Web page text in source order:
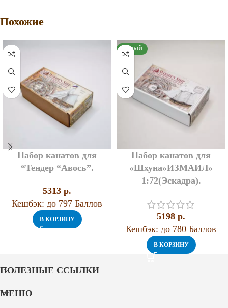
Похожие
Набор канатов для
“Тендер “Авось”.
5313 p.
Кешбэк: до 797 Баллов
В КОРЗИНУ
НОВЫЙ
Набор канатов для
«Шхуна»ИЗМАИЛ»
1:72(Эскадра).
5198 p.
Кешбэк: до 780 Баллов
В КОРЗИНУ
ПОЛЕЗНЫЕ ССЫЛКИ
МЕНЮ